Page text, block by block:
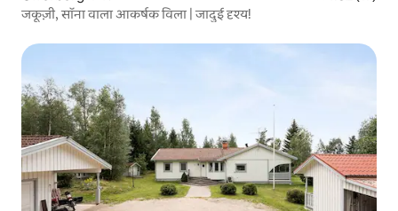
जकूज़ी, सॉना वाला आकर्षक विला | जादुई दृश्य!